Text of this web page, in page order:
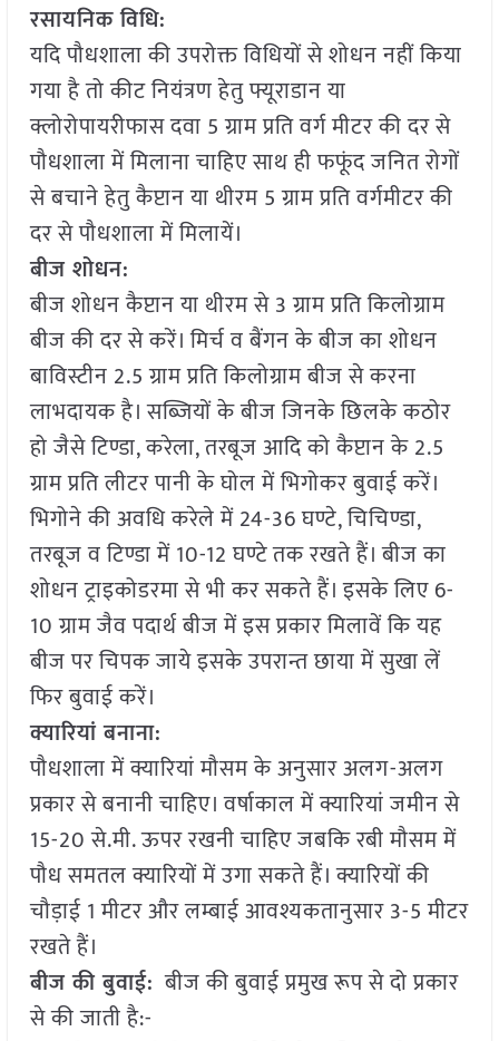
रसायनिक विधि:
यदि पौधशाला की उपरोक्त विधियों से शोधन नहीं किया
गया है तो कीट नियंत्रण हेतु फ्यूराडान या
क्लोरोपायरीफास दवा 5 ग्राम प्रति वर्ग मीटर की दर से
पौधशाला में मिलाना चाहिए साथ ही फफूंद जनित रोगों
से बचाने हेतु कैप्टान या थीरम 5 ग्राम प्रति वर्गमीटर की
दर से पौधशाला में मिलायें।
बीज शोधन:
बीज शोधन कैप्टान या थीरम से 3 ग्राम प्रति किलोग्राम
बीज की दर से करें। मिर्च व बैंगन के बीज का शोधन
बाविस्टीन 2.5 ग्राम प्रति किलोग्राम बीज से करना
लाभदायक है। सब्जियों के बीज जिनके छिलके कठोर
हो जैसे टिण्डा, करेला, तरबूज आदि को कैप्टान के 2.5
ग्राम प्रति लीटर पानी के घोल में भिगोकर बुवाई करें।
भिगोने की अवधि करेले में 24-36 घण्टे, चिचिण्डा,
तरबूज व टिण्डा में 10-12 घण्टे तक रखते हैं। बीज का
शोधन ट्राइकोडरमा से भी कर सकते हैं। इसके लिए 6-
10 ग्राम जैव पदार्थ बीज में इस प्रकार मिलावें कि यह
बीज पर चिपक जाये इसके उपरान्त छाया में सुखा लें
फिर बुवाई करें।
क्यारियां बनाना:
पौधशाला में क्यारियां मौसम के अनुसार अलग-अलग
प्रकार से बनानी चाहिए। वर्षाकाल में क्यारियां जमीन से
15-20 से.मी. ऊपर रखनी चाहिए जबकि रबी मौसम में
पौध समतल क्यारियों में उगा सकते हैं। क्यारियों की
चौड़ाई 1 मीटर और लम्बाई आवश्यकतानुसार 3-5 मीटर
रखते हैं।
बीज की बुवाई: बीज की बुवाई प्रमुख रूप से दो प्रकार
से की जाती है:-